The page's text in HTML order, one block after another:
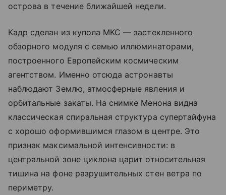
острова в течение ближайшей недели.
Кадр сделан из купола МКС — застекленного
обзорного модуля с семью иллюминаторами,
построенного Европейским космическим
агентством. Именно отсюда астронавты
наблюдают Землю, атмосферные явления и
орбитальные закаты. На снимке Менона видна
классическая спиральная структура супертайфуна
с хорошо оформившимся глазом в центре. Это
признак максимальной интенсивности: в
центральной зоне циклона царит относительная
тишина на фоне разрушительных стен ветра по
периметру.